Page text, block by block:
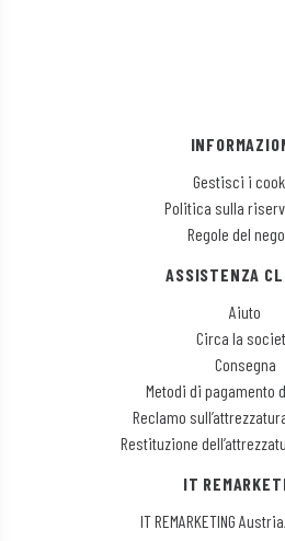
Gestisci i
Politica sulla
Regole del
ASSISTENZA
Aiuto
Circa la
Consegna
Metodi di pagamento
Reclamo
Restituzione
IT
IT REMARKETING